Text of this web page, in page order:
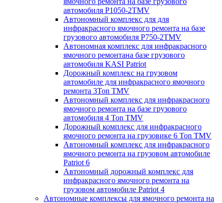
автомобиля P1050-2TMV
Автономный комплекс для для
инфракрасного ямочного ремонта на базе
грузового автомобиля P750-2TMV
Автономная комплекс для инфракрасного
ямочного ремонтана базе грузового
автомобиля KASI Patriot
Дорожный комплекс на грузовом
автомобиле для инфракрасного ямочного
ремонта 3Ton TMV
Автономный комплекс для инфракрасного
ямочного ремонта на базе грузового
автомобиля 4 Ton TMV
Дорожный комплекс для инфракрасного
ямочного ремонта на грузовике 6 Ton TMV
Автономный комплекс для инфракрасного
ямочного ремонта на грузовом автомобиле
Patriot 6
Автономный дорожный комплекс для
инфракрасного ямочного ремонта на
грузовом автомобиле Patriot 4
Автономные комплексы для ямочного ремонта на